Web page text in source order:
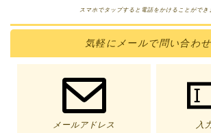
スマホでタップすると電話をかけることができ
気軽に メールで問い合わ
メールアドレス 入